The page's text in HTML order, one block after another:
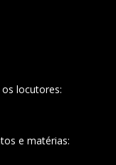
locutores:
e matérias: